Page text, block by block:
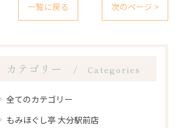
一覧に戻る 次のページ >
カテゴリー Categories
全てのカテゴリー
もみほぐし亭 大分駅前店